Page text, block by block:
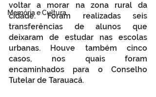
Memória e Cultura
voltar a morar na zona rural da
cidade. Foram realizadas seis
transferências de alunos que
deixaram de estudar nas escolas
urbanas. Houve também cinco
casos, nos quais foram
encaminhados para o Conselho
Tutelar de Tarauacá.